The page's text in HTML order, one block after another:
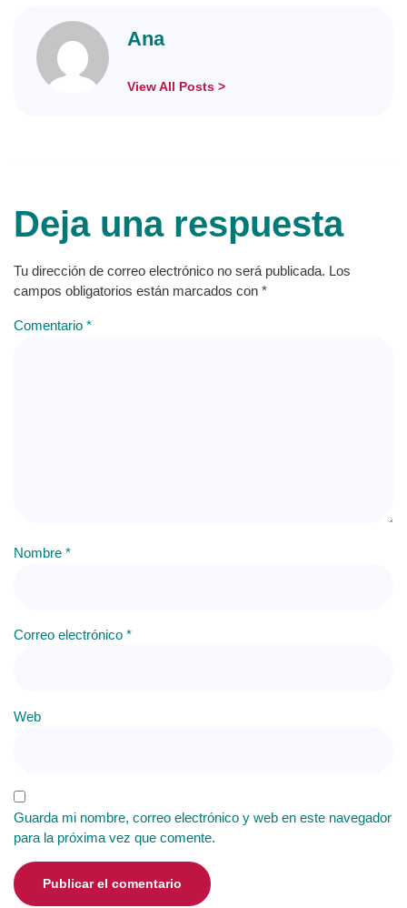
Ana
View All Posts >
Deja una respuesta
Tu dirección de correo electrónico no será publicada. Los
campos obligatorios están marcados con *
Comentario *
Nombre *
Correo electrónico *
Web
Guarda mi nombre, correo electrónico y web en este navegador
para la próxima vez que comente.